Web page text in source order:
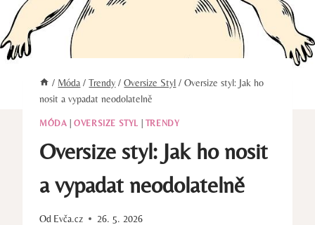
/ Móda / Trendy / Oversize Styl / Oversize styl: Jak ho
nosit a vypadat neodolatelně
MÓDA |OVERSIZE STYL TRENDY
Oversize styl: Jak ho nosit
a vypadat neodolatelně
Od Evča.cz 26. 5. 2026